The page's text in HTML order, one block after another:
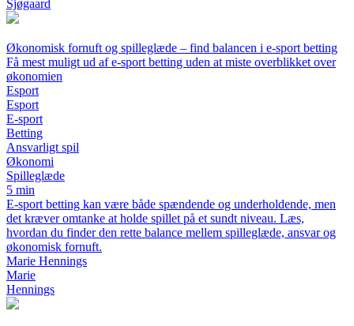
Sjøgaard
Økonomisk fornuft og spilleglæde – find balancen i e-sport betting
Få mest muligt ud af e-sport betting uden at miste overblikket over
økonomien
Esport
Esport
E-sport
Betting
Ansvarligt spil
Økonomi
Spilleglæde
5 min
E-sport betting kan være både spændende og underholdende, men
det kræver omtanke at holde spillet på et sundt niveau. Læs,
hvordan du finder den rette balance mellem spilleglæde, ansvar og
økonomisk fornuft.
Marie Hennings
Marie
Hennings